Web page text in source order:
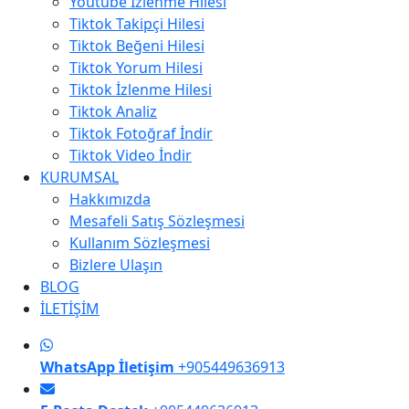
Tiktok Takipçi Hilesi
Tiktok Beğeni Hilesi
Tiktok Yorum Hilesi
Tiktok İzlenme Hilesi
Tiktok Analiz
Tiktok Fotoğraf İndir
Tiktok Video İndir
KURUMSAL
Hakkımızda
Mesafeli Satış Sözleşmesi
Kullanım Sözleşmesi
Bizlere Ulaşın
BLOG
İLETİŞİM
WhatsApp İletişim +905449636913